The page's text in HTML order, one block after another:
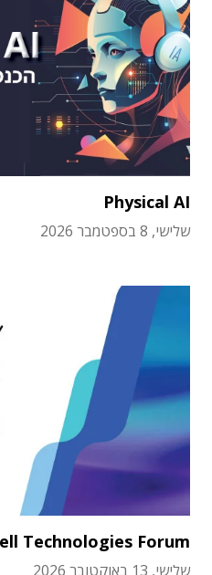
Physical AI
שלישי, 8 בספטמבר 2026
Technologies Forum
שלישי, 13 באוקטובר 2026